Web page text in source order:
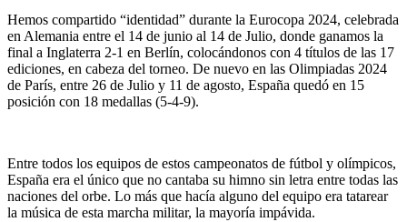
Hemos compartido “identidad” durante la Eurocopa 2024, celebrada
en Alemania entre el 14 de junio al 14 de Julio, donde ganamos la
final a Inglaterra 2-1 en Berlín, colocándonos con 4 títulos de las 17
ediciones, en cabeza del torneo. De nuevo en las Olimpiadas 2024
de París, entre 26 de Julio y 11 de agosto, España quedó en 15
posición con 18 medallas (5-4-9).
Entre todos los equipos de estos campeonatos de fútbol y olímpicos,
España era el único que no cantaba su himno sin letra entre todas las
naciones del orbe. Lo más que hacía alguno del equipo era tatarear
la música de esta marcha militar, la mayoría impávida.